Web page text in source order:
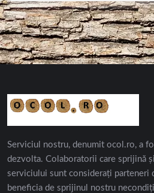
Serviciul nostru, denumit ocol.ro, a
dezvolta. Colaboratorii care sprijină
serviciului sunt considerați parteneri
beneficia de sprijinul nostru